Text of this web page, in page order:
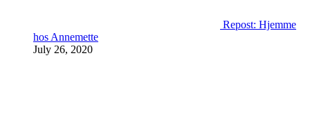
Repost: Hjemme
hos Annemette
July 26, 2020